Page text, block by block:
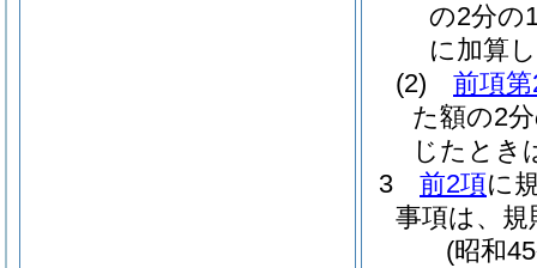
の2分の
に加算
(2)
前項
た額の2
じたとき
3
前2項に
事項は、
(昭和